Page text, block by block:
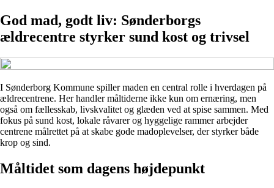
God mad, godt liv: Sønderborgs
ældrecentre styrker sund kost og trivsel
I Sønderborg Kommune spiller maden en central rolle i hverdagen på
ældrecentrene. Her handler måltiderne ikke kun om ernæring, men
også om fællesskab, livskvalitet og glæden ved at spise sammen. Med
fokus på sund kost, lokale råvarer og hyggelige rammer arbejder
centrene målrettet på at skabe gode madoplevelser, der styrker både
krop og sind.
Måltidet som dagens højdepunkt